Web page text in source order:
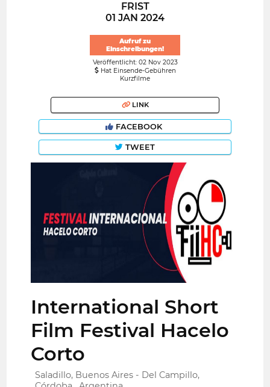
FRIST
01 JAN 2024
Aufruf zu
Einschreibungen!
Veröffentlicht: 02 Nov 2023
Hat Einsende-Gebühren
Kurzfilme
LINK
FACEBOOK
TWEET
International Short
Film Festival Hacelo
Corto
Saladillo, Buenos Aires - Del Campillo,